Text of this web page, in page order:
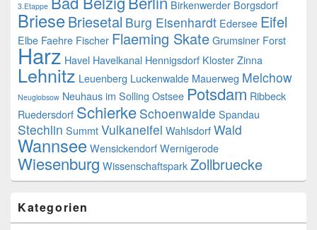
3.Etappe Birkenwerder Borgsdorf
BrieseBriesetal Burg Eisenhardt Edersee Eifel
Elbe Faehre Fischer Flaeming SkateGrumsiner Forst
Harz Havel Havelkanal Hennigsdorf Kloster Zinna
Lehnitz Leuenberg Luckenwalde Mauerweg Melchow
Neuglobsow Neuhaus im Solling Ostsee Potsdam Ribbeck
Ruedersdorf Schierke Schoenwalde Spandau
Stechlin SummtVulkaneifel WahlsdorfWald
WannseeWensickendorfWernigerode
Wiesenburg WissenschaftsparkZollbruecke
Kategorien